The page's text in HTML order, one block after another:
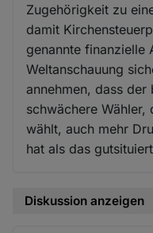
Zugehörigkeit zu
damit
genannte finanzielle
Weltanschauung
annehmen, dass
schwächere Wähler,
wählt, auch mehr
hat als das
Diskussion anzeigen